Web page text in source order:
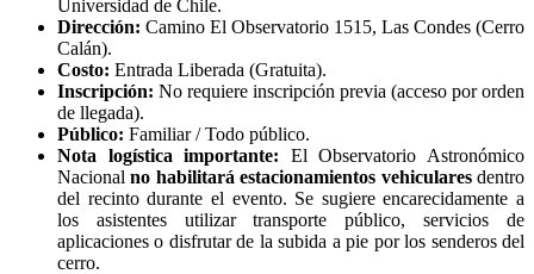
Universidad de Chile.
Dirección: Camino El Observatorio 1515, Las Condes (Cerro
Calán).
Costo: Entrada Liberada (Gratuita).
Inscripción: No requiere inscripción previa (acceso por orden
de llegada).
Público: Familiar / Todo público.
Nota logística importante: El Observatorio Astronómico
Nacionalno habilitará estacionamientos vehicularesdentro
del recinto durante el evento. Se sugiere encarecidamente a
los asistentes utilizar transporte público, servicios de
aplicaciones o disfrutar de la subida a pie por los senderos del
cerro.